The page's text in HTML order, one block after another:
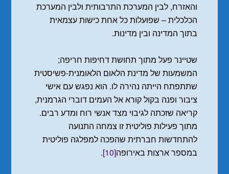
והאזרח, לבין המערכת התרבותית ולבין המערכת
הכלכלית – שפועלות כל אחת כישות עצמאית
בתוך המדינה ובין מדינות.
שטיינר פעל מתוך תחושת דחיפות חריפה;
המשמעות של מדינת הלאום הלאומנית-פשיסטית
שתתפתח הייתה נהירה לו. הוא נפגש עם אישי
ציבור ופנה בקול קורא אל העמים דוברי הגרמנית,
קריאה שזכתה לגיבוי מצד אנשי רוח ומדע רבים.
מתוך פעילות פוליטית זו צמחה התנועה
להתחדשות חברתית שהפכה למפלגה פוליטית
במספר ארצות באירופה[10]
.